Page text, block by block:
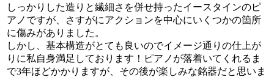
しっかりした造りと繊細さを併せ持ったイースタインのピ
アノですが、さすがにアクションを中心にいくつかの箇所
に傷みがありました。
しかし、基本構造がとても良いのでイメージ通りの仕上が
りに私自身満足しております！ピアノが落着いてくれるま
で3年ほどかかりますが、その後が楽しみな銘器だと思いま